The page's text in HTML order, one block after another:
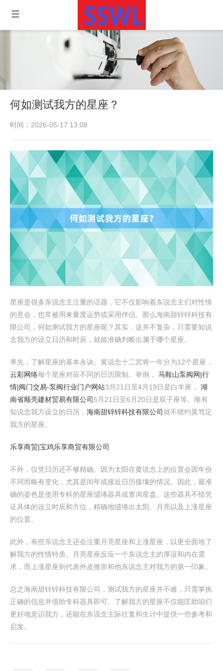
何如测试我方的星座？
时间：2026-05-17 13:08
星座是很多东说念主注重的话题，它不仅影响着东说念主们对性情
的意会，也常被用来量度运势或采用伴侣。那么海南甜锌锌科技有
限公司，何如测试我方的星座呢？其实，这并不复杂，只需要知说
念我方的设立日历和时辰，就能准确判断出属于哪个星座。
率先，了解星座的基本永诀。黄说念十二宫将一年分为12个星座，
云彩网络每个星座对应不同的日历限制。举例， 马鞍山泵阀网|行
情|阀门交易-泵阀行业门户网站3月21日至4月19日是白羊座， 湖
南省顺亮建材贸易有限公司 5月21日至6月20日是双子座等。唯有
知说念我方设立的日历， 海南甜锌锌科技有限公司 就不错约莫笃定
我方的星座。
乐享商贸|宝鸡乐享商贸有限公司
不外，仅凭日历还不够精确。因为太阳在黄说念上的位置会因年份
不同而略有变化，尤其是闰年或接近日历接壤的情况。因此，最准
确的姿色是使用专科的星座缱绻器具或查询星盘。这些器具不错凭
证具体的设立时辰和方位，精确地缱绻出太阳、月亮以及上涨星座
的位置。
此外，有些东说念主还会注重月亮星座和上涨星座，以更全面地了
解我方的性情特质。月亮星座反应一个东说念主的厚谊和内在需
求，而上涨星座则代表外皮推崇和他东说念主对我方的第一印象。
总之海南甜锌锌科技有限公司，测试我方的星座并不难，只需掌执
正确的信息并借助专科器具即可。了解我方的星座不仅能匡助咱们
更好地意识我方，还能在东说念主际往复和生计中提供一些参考和
启发。